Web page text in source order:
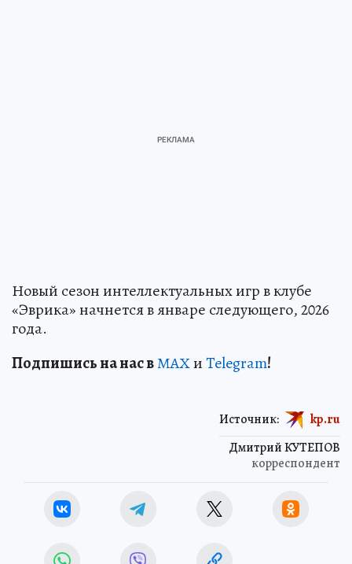
Новый сезон интеллектуальных игр в клубе
«Эврика» начнется в январе следующего, 2026
года.
Подпишись на нас вМАХиTelegram!
Дмитрий КУТЕПОВ
корреспондент
Источник: kp.ru